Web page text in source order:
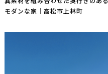
モダンな家｜高松市上林町